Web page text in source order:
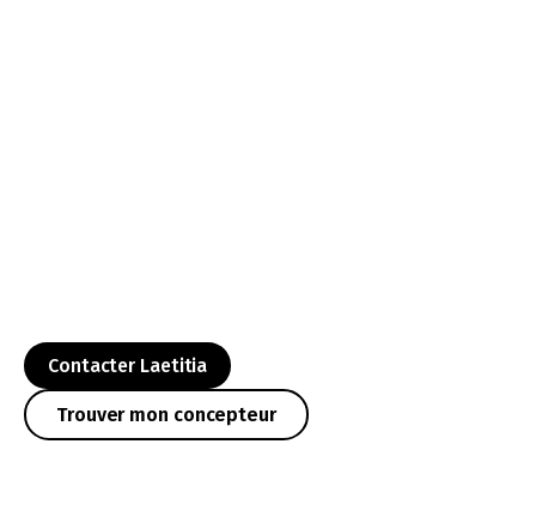
Contacter Laetitia
Trouver mon concepteur